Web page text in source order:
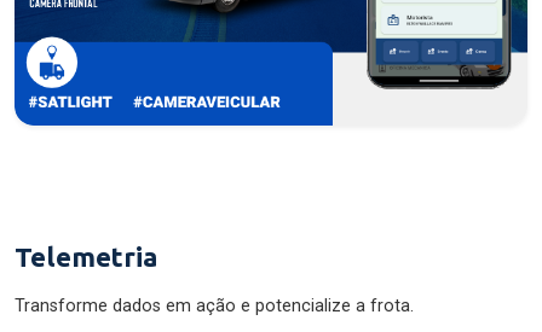
Telemetria
Transforme dados em ação e potencialize a frota.